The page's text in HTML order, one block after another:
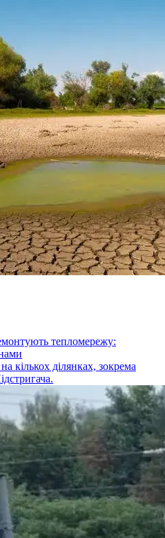
тепломережу:
кількох ділянках, зокрема